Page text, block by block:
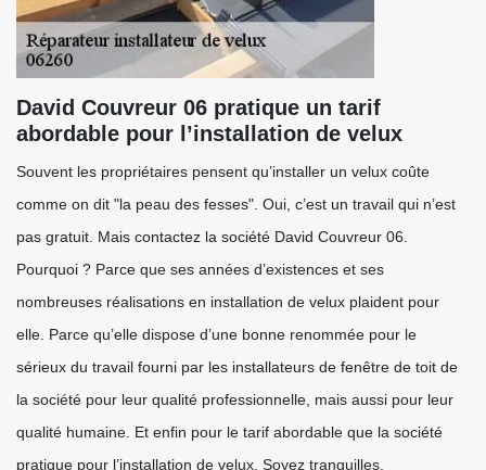
David Couvreur 06 pratique un tarif
abordable pour l’installation de velux
Souvent les propriétaires pensent qu’installer un velux coûte
comme on dit "la peau des fesses". Oui, c’est un travail qui n’est
pas gratuit. Mais contactez la société David Couvreur 06.
Pourquoi ? Parce que ses années d’existences et ses
nombreuses réalisations en installation de velux plaident pour
elle. Parce qu’elle dispose d’une bonne renommée pour le
sérieux du travail fourni par les installateurs de fenêtre de toit de
la société pour leur qualité professionnelle, mais aussi pour leur
qualité humaine. Et enfin pour le tarif abordable que la société
pratique pour l’installation de velux. Soyez tranquilles.